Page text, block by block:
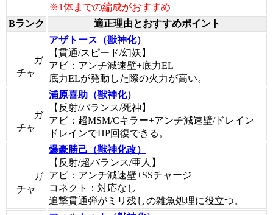
※1体までの編成がおすすめ
Bランク
適正理由とおすすめポイント
ガ
チャ
アザトース（獣神化）
【貫通/スピード/幻妖】
アビ：アンチ減速壁+底力EL
底力ELが発動した際の火力が高い。
ガ
チャ
浦原喜助（獣神化）
【反射/バランス/死神】
アビ：超MSM/Cキラー+アンチ減速壁/ドレイン
ドレインでHP回復できる。
ガ
チャ
爆豪勝己（獣神化改）
【反射/超バランス/亜人】
アビ：アンチ減速壁+SSチャージ
コネクト：対応なし
追撃貫通弾がミリ残しの雑魚処理に役立つ。